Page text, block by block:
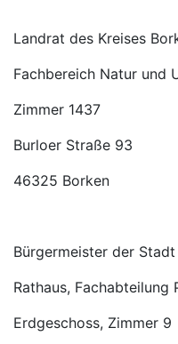
Landrat des Kreises
Fachbereich Natur und
Zimmer 1437
Burloer Straße 93
46325 Borken
Bürgermeister der
Rathaus, Fachabteilung
Erdgeschoss, Zimmer 9